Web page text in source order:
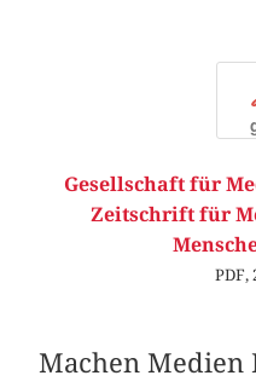
Gesellschaft für
Zeitschrift für
PDF,
Machen Medien